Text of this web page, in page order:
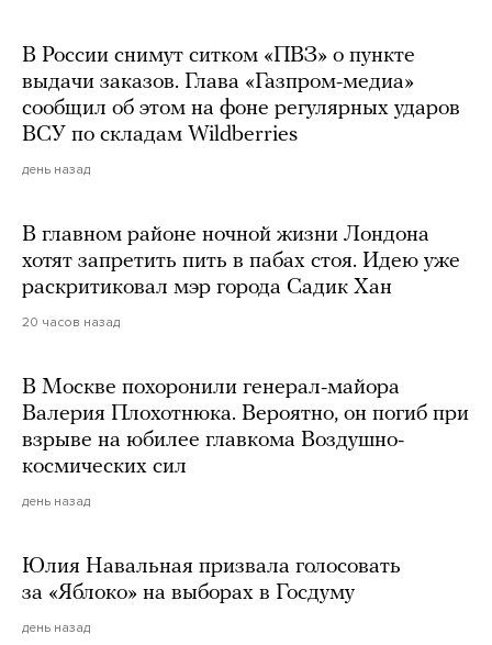
В России снимут ситком «ПВЗ» о пункте
выдачи заказов. Глава «Газпром-медиа»
сообщил об этом на фоне регулярных ударов
ВСУ по складам Wildberries
день назад
В главном районе ночной жизни Лондона
хотят запретить пить в пабах стоя. Идею уже
раскритиковал мэр города Садик Хан
20 часов назад
В Москве похоронили генерал-майора
Валерия Плохотнюка. Вероятно, он погиб при
взрыве на юбилее главкома Воздушно-
космических сил
день назад
Юлия Навальная призвала голосовать
за «Яблоко» на выборах в Госдуму
день назад